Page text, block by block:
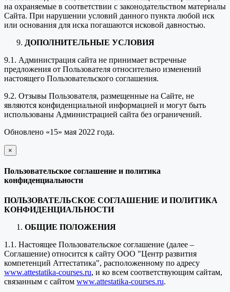
на охраняемые в соответствии с законодательством материалы
Сайта. При нарушении условий данного пункта любой иск
или основания для иска погашаются исковой давностью.
ДОПОЛНИТЕЛЬНЫЕ УСЛОВИЯ
9.1. Администрация сайта не принимает встречные
предложения от Пользователя относительно изменений
настоящего Пользовательского соглашения.
9.2. Отзывы Пользователя, размещенные на Сайте, не
являются конфиденциальной информацией и могут быть
использованы Администрацией сайта без ограничений.
Обновлено «15» мая 2022 года.
×
закрыть
Пользовательское соглашение и политика
конфиденциальности
ПОЛЬЗОВАТЕЛЬСКОЕ СОГЛАШЕНИЕ И ПОЛИТИКА
КОНФИДЕНЦИАЛЬНОСТИ
ОБЩИЕ ПОЛОЖЕНИЯ
1.1. Настоящее Пользовательское соглашение (далее –
Соглашение) относится к сайту ООО "Центр развития
компетенций Аттестатика", расположенному по адресу
www.attestatika-courses.ru, и ко всем соответствующим сайтам,
связанным с сайтом www.attestatika-courses.ru.